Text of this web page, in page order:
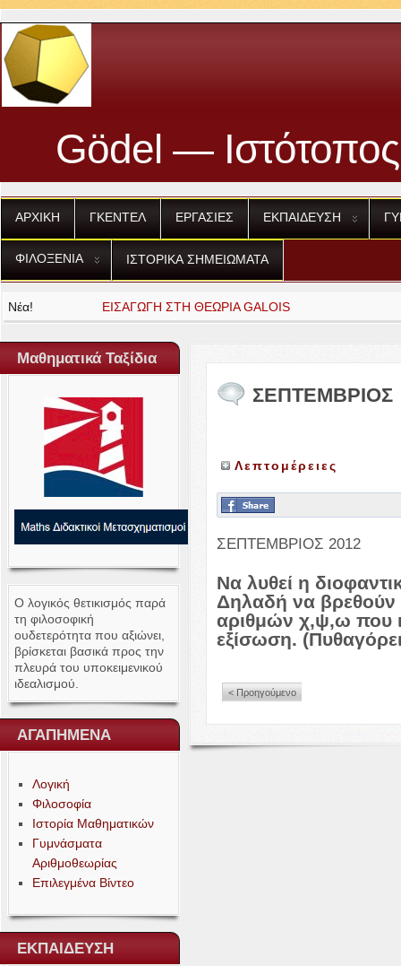
Gödel —
ΑΡΧΙΚΗ ΓΚΕΝΤΕΛ ΕΡΓΑΣΙΕΣ ΕΚΠΑΙΔΕΥΣΗ
ΦΙΛΟΞΕΝΙΑ ΙΣΤΟΡΙΚΑ ΣΗΜΕΙΩΜΑΤΑ
Νέα! ΕΙΣΑΓΩΓΗ ΣΤΗ ΘΕΩΡΙΑ GALOIS
Μαθηματικά Ταξίδια
Ο λογικός θετικισμός παρά
τη φιλοσοφική
ουδετερότητα που αξιώνει,
βρίσκεται βασικά προς την
πλευρά του υποκειμενικού
ιδεαλισμού.
ΑΓΑΠΗΜΕΝΑ
Λογική
Φιλοσοφία
Ιστορία Μαθηματικών
Γυμνάσματα
Αριθμοθεωρίας
Επιλεγμένα Βίντεο
ΕΚΠΑΙΔΕΥΣΗ
ΣΕΠΤΕΜΒΡΙΟΣ
Λεπτομέρειες
ΣΕΠΤΕΜΒΡΙΟΣ 2012
Να λυθεί η
Δηλαδή να βρεθούν
αριθμών χ,ψ,ω που
εξίσωση.
< Προηγούμενο